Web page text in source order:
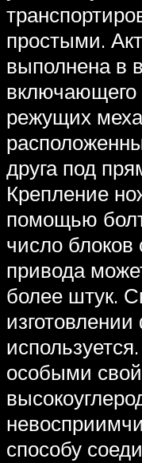
простыми.
выполнена в
включающего
режущих
друга под
Крепление
помощью
число блоков
привода
более штук.
особыми
способу